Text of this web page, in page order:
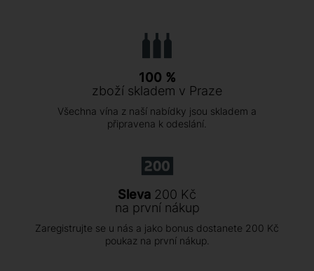
100 %
zboží skladem v Praze
Všechna vína z naší nabídky jsou skladem a
připravena k odeslání.
Sleva 200 Kč
na první nákup
Zaregistrujte se u nás a jako bonus dostanete 200 Kč
poukaz na první nákup.